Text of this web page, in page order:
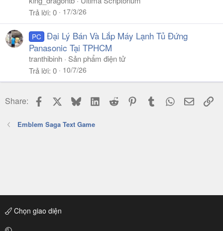
Trả lời 0 17/3/26
PC Đại Lý Bán Và Lắp Máy Lạnh Tủ Đứng
Panasonic Tại TPHCM
tranthibinh
Sản phẩm điện tử
Trả lời 0 10/7/26
Share: Facebook BlueskyLinkedIn
Reddit PinterestTumblr WhatsApp
Email
Emblem Saga Text Game
Chọn giao diện